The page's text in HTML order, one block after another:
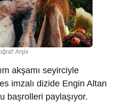
Arşiv
akşamı seyirciyle
imzalı dizide Engin Altan
başrolleri paylaşıyor.